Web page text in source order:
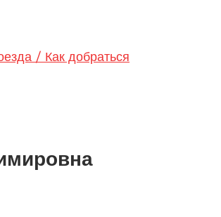
/ Как добраться